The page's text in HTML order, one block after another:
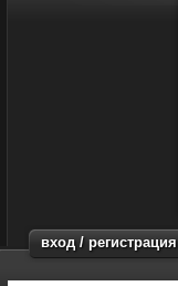
вход / регистрация